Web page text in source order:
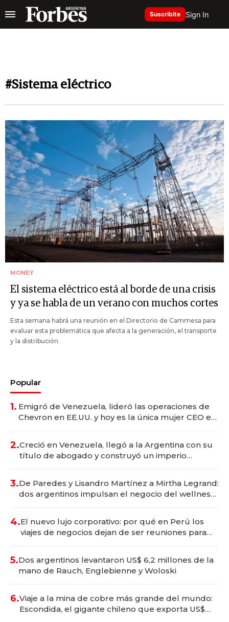
Suscribite Sign In
#Sistema eléctrico
MONEY
El sistema eléctrico está al borde de una crisis
y ya se habla de un verano con muchos cortes
Esta semana habrá una reunión en el Directorio de Cammesa para
evaluar esta problemática que afecta a la generación, el transporte
y la distribución.
Popular
1. Emigró de Venezuela, lideró las operaciones de
Chevron en EE.UU. y hoy es la única mujer CEO en
2.Creció en Venezuela, llegó a la Argentina con su
título de abogado y construyó un imperio
3.De Paredes y Lisandro Martínez a Mirtha Legrand:
dos argentinos impulsan el negocio del wellness
4.El nuevo lujo corporativo: por qué en Perú los
viajes de negocios dejan de ser reuniones para
5.Dos argentinos levantaron US$ 6,2 millones de la
mano de Rauch, Englebienne y Woloski
6.Viaje a la mina de cobre más grande del mundo:
Escondida, el gigante chileno que exporta US$